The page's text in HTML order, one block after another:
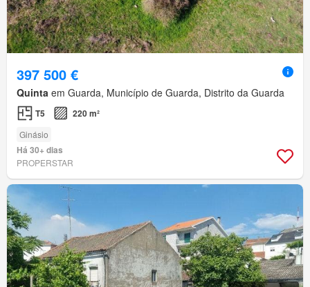
397 500 €
Quinta em Guarda, Município de Guarda, Distrito da Guarda
T5 220 m²
Ginásio
Há 30+ dias
PROPERSTAR